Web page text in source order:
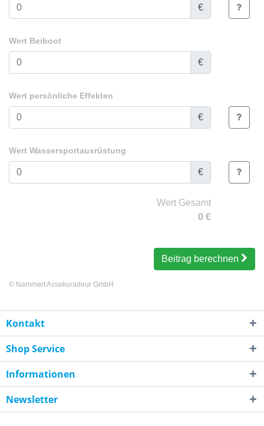
€
Wert Beiboot
€
Wert persönliche Effekten
€
Wert Wassersportausrüstung
€
Wert Gesamt
0 €
Beitrag berechnen
© Nammert Assekuradeur GmbH
Kontakt
Shop Service
Informationen
Newsletter